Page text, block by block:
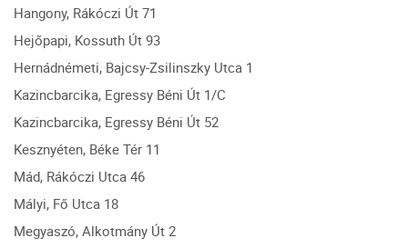
Hangony, Rákóczi Út 71
Hejőpapi, Kossuth Út 93
Hernádnémeti, Bajcsy-Zsilinszky Utca 1
Kazincbarcika, Egressy Béni Út 1/C
Kazincbarcika, Egressy Béni Út 52
Kesznyéten, Béke Tér 11
Mád, Rákóczi Utca 46
Mályi, Fő Utca 18
Megyaszó, Alkotmány Út 2